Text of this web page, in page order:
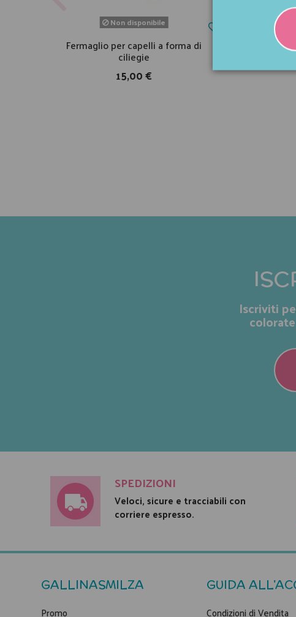
Non disponibile
Fermaglio per capelli a forma di
ciliegie
15,00 €
Iscriviti
SPEDIZIONI
Veloci, sicure e tracciabili con
corriere espresso.
GALLINASMILZA
Promo
GUIDA
Condizioni di Vendita